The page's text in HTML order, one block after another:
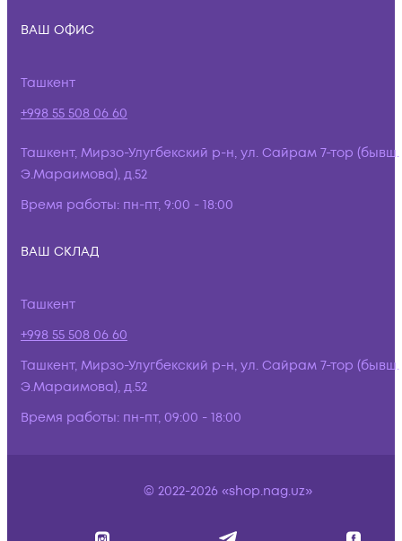
ВАШ ОФИС
Ташкент
+998 55 508 06 60
Ташкент, Мирзо-Улугбекский р-н, ул. Сайрам 7-тор (бывш.
Э.Мараимова), д.52
Время работы: пн-пт, 9:00 - 18:00
ВАШ СКЛАД
Ташкент
+998 55 508 06 60
Ташкент, Мирзо-Улугбекский р-н, ул. Сайрам 7-тор (бывш.
Э.Мараимова), д.52
Время работы: пн-пт, 09:00 - 18:00
© 2022-2026 «shop.nag.uz»